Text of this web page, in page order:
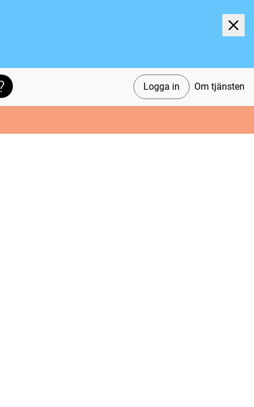
Logga in Om tjänsten
Söktips